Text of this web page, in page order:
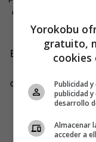
en realidad—, que
En esta marea
parte del
cierto, poderoso y
bebé. Miran a su
paraíso
Yorokobu
gratuito,
cookies
Publicidad
publicidad
desarrollo
Almacenar
acceder a